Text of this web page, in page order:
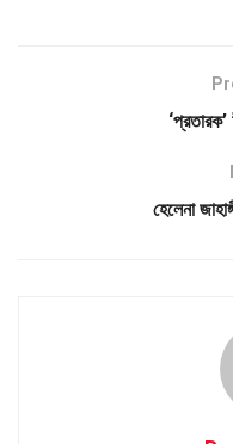
‘প্রতারক’
হেলেনা